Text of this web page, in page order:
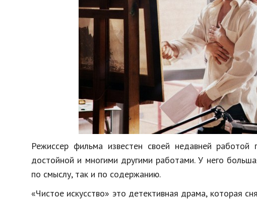
Режиссер фильма известен своей недавней
достойной и многими другими работами. У него
по смыслу, так и по содержанию.
«Чистое искусство» это детективная драма, которая